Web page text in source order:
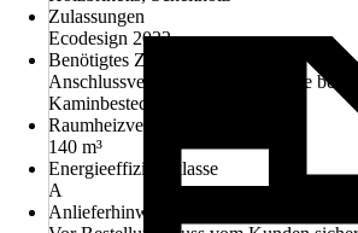
Zulassungen
Ecodesign 2022
Benötigtes Zubehör
Anschlussverrohrung, Bodenplatte bei
Kaminbesteck
Raumheizvermögen
140 m³
Energieeffizienzklasse
A
Anlieferhinweis